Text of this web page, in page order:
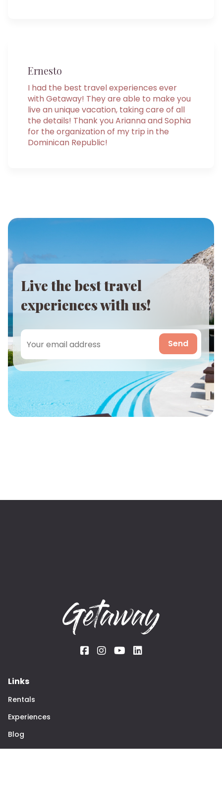
Ernesto
I had the best travel experiences ever
with Getaway! They are able to make you
live an unique vacation, taking care of all
the details! Thank you Arianna and Sophia
for the organization of my trip in the
Dominican Republic!
Live the best travel
experiences with us!
Send
Links
Rentals
Experiences
Blog